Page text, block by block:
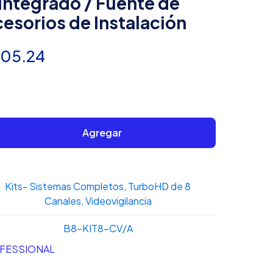
de Instalación
es:
$7,605.24.
Agregar
Kits- Sistemas Completos, TurboHD de 8
Canales,Videovigilancia
B8-KIT8-CV/A